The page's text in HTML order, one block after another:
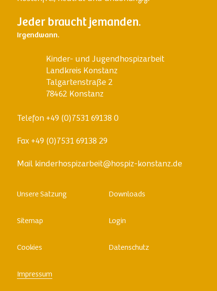
Jeder braucht jemanden.
Irgendwann.
Kinder- und Jugendhospizarbeit
Landkreis Konstanz
Talgartenstraße 2
78462 Konstanz
Telefon +49 (0)7531 69138 0
Fax +49 (0)7531 69138 29
Mail kinderhospizarbeit@hospiz-konstanz.de
to
Unsere Satzung Downloads
Sitemap Login
Cookies Datenschutz
Impressum